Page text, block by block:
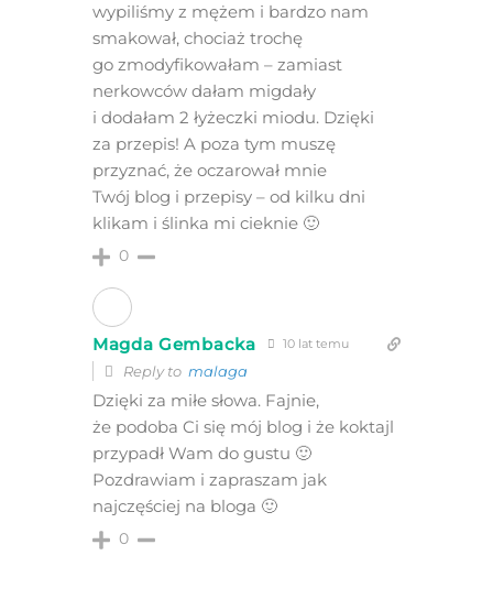
wypiliśmy z mężem i bardzo nam
smakował, chociaż trochę
go zmodyfikowałam – zamiast
nerkowców dałam migdały
i dodałam 2 łyżeczki miodu. Dzięki
za przepis! A poza tym muszę
przyznać, że oczarował mnie
Twój blog i przepisy – od kilku dni
klikam i ślinka mi cieknie 🙂
0
Magda Gembacka 10 lat temu
Reply to malaga
Dzięki za miłe słowa. Fajnie,
że podoba Ci się mój blog i że koktajl
przypadł Wam do gustu 🙂
Pozdrawiam i zapraszam jak
najczęściej na bloga 🙂
0